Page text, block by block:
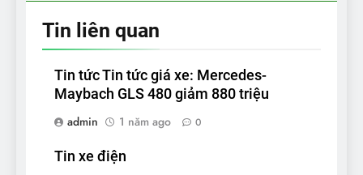
Tin liên quan
Tin tức Tin tức giá xe: Mercedes-
Maybach GLS 480 giảm 880 triệu
admin
1 năm ago 0
Tin xe điện